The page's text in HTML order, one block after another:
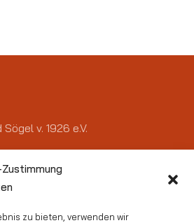
zu bieten, verwenden wir
v. 1926 e.V.